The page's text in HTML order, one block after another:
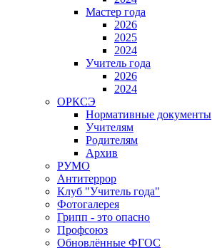
Мастер года
2026
2025
2024
Учитель года
2026
2024
ОРКСЭ
Нормативные документы
Учителям
Родителям
Архив
РУМО
Антитеррор
Клуб "Учитель года"
Фотогалерея
Грипп - это опасно
Профсоюз
Обновлённые ФГОС